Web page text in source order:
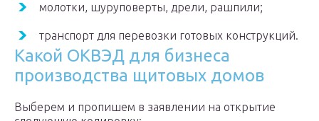
молотки, шуруповерты, дрели, рашпили;
транспорт для перевозки готовых конструкций.
Какой ОКВЭД для бизнеса
производства щитовых домов
Выберем и пропишем в заявлении на открытие